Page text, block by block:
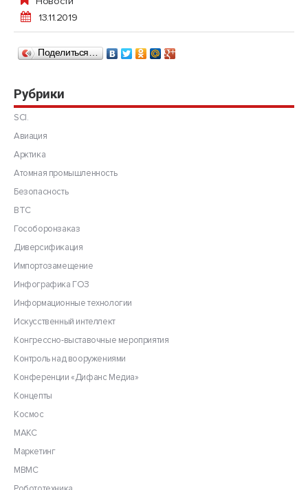
13.11.2019
Поделиться…
Рубрики
SCI.
Авиация
Арктика
Атомная промышленность
Безопасность
ВТС
Гособоронзаказ
Диверсификация
Импортозамещение
Инфографика ГОЗ
Информационные технологии
Искусственный интеллект
Конгрессно-выставочные мероприятия
Контроль над вооружениями
Конференции «Дифанс Медиа»
Концепты
Космос
МАКС
Маркетинг
МВМС